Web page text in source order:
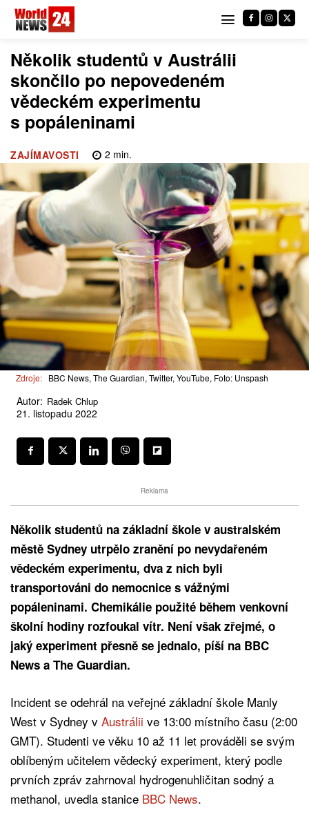
Několik studentů v Austrálii
skončilo po nepovedeném
vědeckém experimentu
s popáleninami
ZAJÍMAVOSTI 2 min.
Zdroje: BBC News, The Guardian, Twitter, YouTube, Foto: Unspash
Autor: Radek Chlup
21. listopadu 2022
Reklama
Několik studentů na základní škole v australském
městě Sydney utrpělo zranění po nevydařeném
vědeckém experimentu, dva z nich byli
transportováni do nemocnice s vážnými
popáleninami. Chemikálie použité během venkovní
školní hodiny rozfoukal vítr. Není však zřejmé, o
jaký experiment přesně se jednalo, píší na BBC
News a The Guardian.
Incident se odehrál na veřejné základní škole Manly
West v Sydney v Austrálii ve 13:00 místního času (2:00
GMT). Studenti ve věku 10 až 11 let prováděli se svým
oblíbeným učitelem vědecký experiment, který podle
prvních zpráv zahrnoval hydrogenuhličitan sodný a
methanol, uvedla stanice BBC News.